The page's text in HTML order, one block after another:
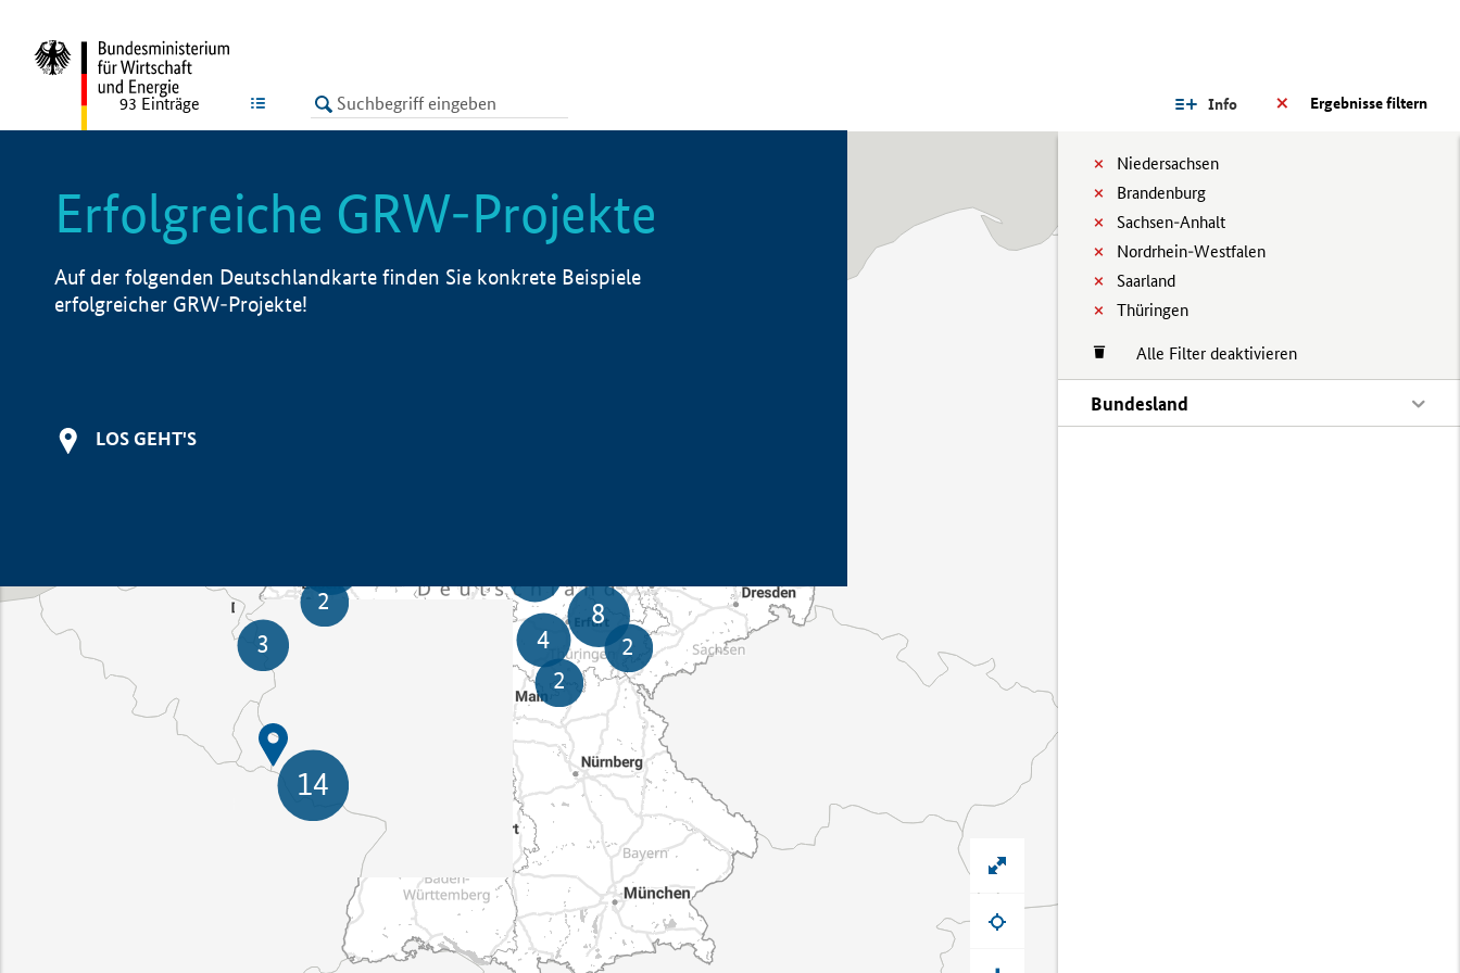
LISTE Ergebnisse filtern
Info
Niedersachsen
Brandenburg
Sachsen-Anhalt
Nordrhein-Westfalen
Saarland
Thüringen
Alle Filter deaktivieren
Bundesland
93 Einträge
Erfolgreiche GRW-Projekte
Auf der folgenden Deutschlandkarte finden Sie konkrete Beispiele
erfolgreicher GRW-Projekte!
LOS GEHT'S